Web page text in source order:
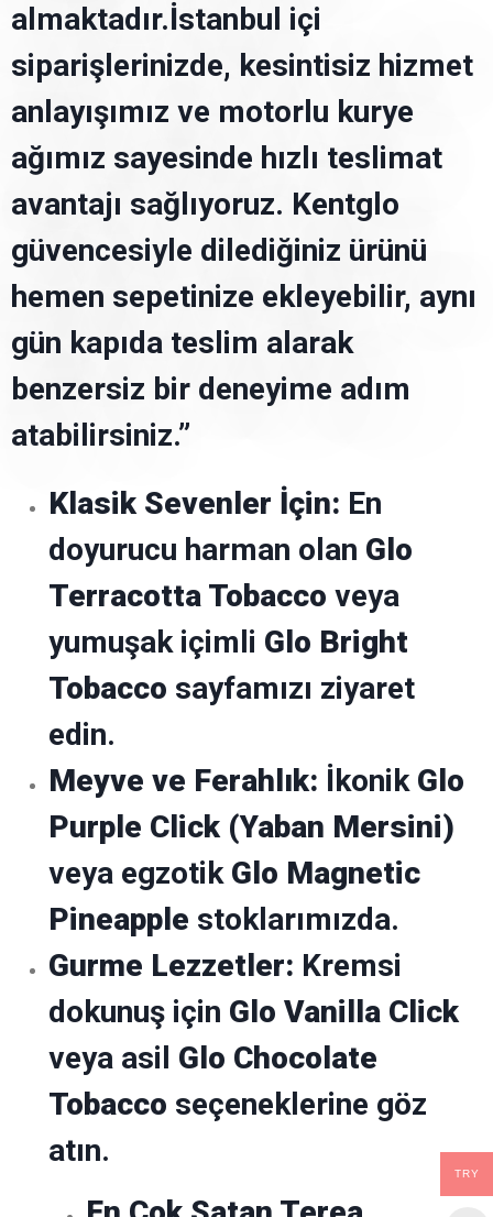
almaktadır.İstanbul içi
siparişlerinizde, kesintisiz hizmet
anlayışımız ve motorlu kurye
ağımız sayesinde hızlı teslimat
avantajı sağlıyoruz. Kentglo
güvencesiyle dilediğiniz ürünü
hemen sepetinize ekleyebilir, aynı
gün kapıda teslim alarak
benzersiz bir deneyime adım
atabilirsiniz.”
Klasik Sevenler İçin: En
doyurucu harman olan Glo
Terracotta Tobacco veya
yumuşak içimli Glo Bright
Tobacco sayfamızı ziyaret
edin.
Meyve ve Ferahlık: İkonik Glo
Purple Click (Yaban Mersini)
veya egzotik Glo Magnetic
Pineapple stoklarımızda.
Gurme Lezzetler: Kremsi
dokunuş için Glo Vanilla Click
veya asil Glo Chocolate
Tobacco seçeneklerine göz
atın.
TRY